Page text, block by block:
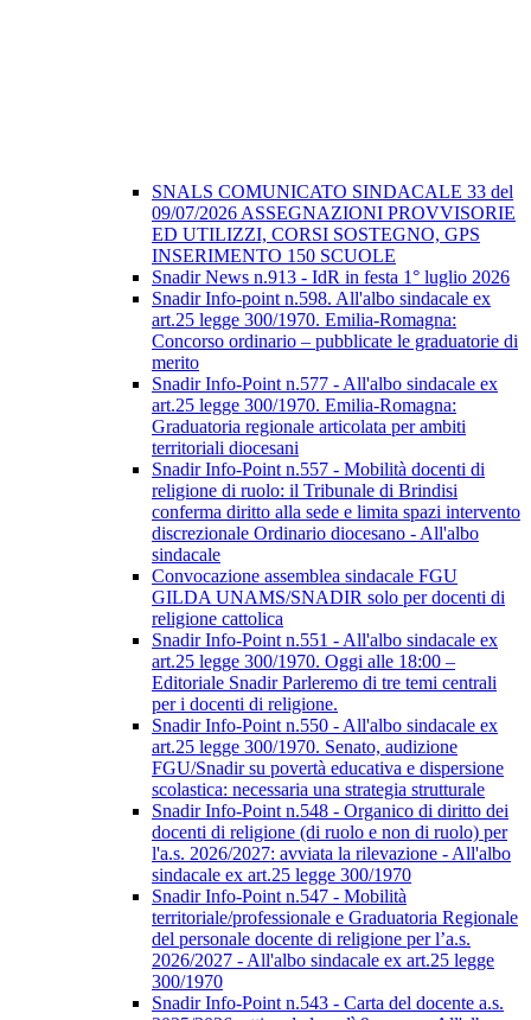
SNALS COMUNICATO SINDACALE 33 del
09/07/2026 ASSEGNAZIONI PROVVISORIE
ED UTILIZZI, CORSI SOSTEGNO, GPS
INSERIMENTO 150 SCUOLE
Snadir News n.913 - IdR in festa 1° luglio 2026
Snadir Info-point n.598. All'albo sindacale ex
art.25 legge 300/1970. Emilia-Romagna:
Concorso ordinario – pubblicate le graduatorie di
merito
Snadir Info-Point n.577 - All'albo sindacale ex
art.25 legge 300/1970. Emilia-Romagna:
Graduatoria regionale articolata per ambiti
territoriali diocesani
Snadir Info-Point n.557 - Mobilità docenti di
religione di ruolo: il Tribunale di Brindisi
conferma diritto alla sede e limita spazi intervento
discrezionale Ordinario diocesano - All'albo
sindacale
Convocazione assemblea sindacale FGU
GILDA UNAMS/SNADIR solo per docenti di
religione cattolica
Snadir Info-Point n.551 - All'albo sindacale ex
art.25 legge 300/1970. Oggi alle 18:00 –
Editoriale Snadir Parleremo di tre temi centrali
per i docenti di religione.
Snadir Info-Point n.550 - All'albo sindacale ex
art.25 legge 300/1970. Senato, audizione
FGU/Snadir su povertà educativa e dispersione
scolastica: necessaria una strategia strutturale
Snadir Info-Point n.548 - Organico di diritto dei
docenti di religione (di ruolo e non di ruolo) per
l'a.s. 2026/2027: avviata la rilevazione - All'albo
sindacale ex art.25 legge 300/1970
Snadir Info-Point n.547 - Mobilità
territoriale/professionale e Graduatoria Regionale
del personale docente di religione per l’a.s.
2026/2027 - All'albo sindacale ex art.25 legge
300/1970
Snadir Info-Point n.543 - Carta del docente a.s.